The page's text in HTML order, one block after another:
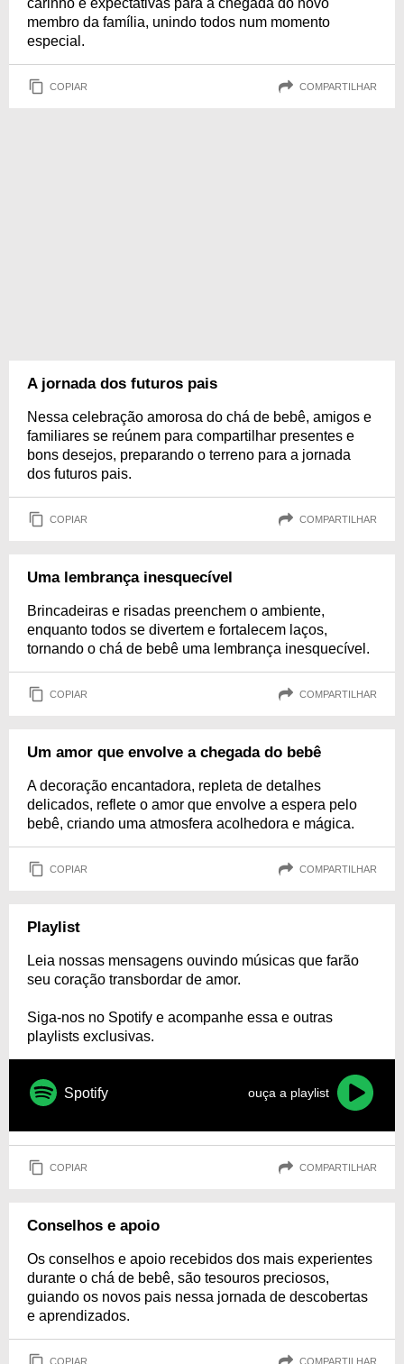
carinho e expectativas para a chegada do novo
membro da família, unindo todos num momento
especial.
COPIAR COMPARTILHAR
A jornada dos futuros pais
Nessa celebração amorosa do chá de bebê, amigos e
familiares se reúnem para compartilhar presentes e
bons desejos, preparando o terreno para a jornada
dos futuros pais.
COPIAR COMPARTILHAR
Uma lembrança inesquecível
Brincadeiras e risadas preenchem o ambiente,
enquanto todos se divertem e fortalecem laços,
tornando o chá de bebê uma lembrança inesquecível.
COPIAR COMPARTILHAR
Um amor que envolve a chegada do bebê
A decoração encantadora, repleta de detalhes
delicados, reflete o amor que envolve a espera pelo
bebê, criando uma atmosfera acolhedora e mágica.
COPIAR COMPARTILHAR
Playlist
Leia nossas mensagens ouvindo músicas que farão
seu coração transbordar de amor.
Siga-nos no Spotify e acompanhe essa e outras
playlists exclusivas.
Spotify ouça a playlist
COPIAR COMPARTILHAR
Conselhos e apoio
Os conselhos e apoio recebidos dos mais experientes
durante o chá de bebê, são tesouros preciosos,
guiando os novos pais nessa jornada de descobertas
e aprendizados.
COPIAR COMPARTILHAR